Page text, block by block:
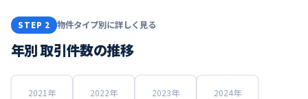
STEP 2 物件タイプ別に詳しく見る
年別 取引件数の推移
2021 年 2022年 2023年 2024年